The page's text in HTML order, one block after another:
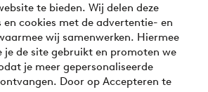
te bieden. Wij delen deze
en cookies met de advertentie- en
wij samenwerken. Hiermee
je de site gebruikt en promoten we
je meer gepersonaliseerde
Door op Accepteren te
- Nu betalen of opsplitsen
weten over onze betaalopties?